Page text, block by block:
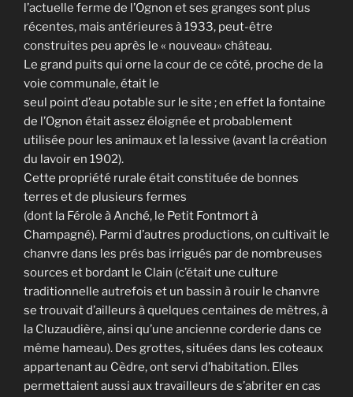
l’actuelle ferme de l’Ognon et ses granges sont plus
récentes, mais antérieures à 1933, peut-être
construites peu après le « nouveau» château.
Le grand puits qui orne la cour de ce côté, proche de la
voie communale, était le
seul point d’eau potable sur le site ; en effet la fontaine
de l’Ognon était assez éloignée et probablement
utilisée pour les animaux et la lessive (avant la création
du lavoir en 1902).
Cette propriété rurale était constituée de bonnes
terres et de plusieurs fermes
(dont la Férole à Anché, le Petit Fontmort à
Champagné). Parmi d’autres productions, on cultivait le
chanvre dans les prés bas irrigués par de nombreuses
sources et bordant le Clain (c’était une culture
traditionnelle autrefois et un bassin à rouir le chanvre
se trouvait d’ailleurs à quelques centaines de mètres, à
la Cluzaudière, ainsi qu’une ancienne corderie dans ce
même hameau). Des grottes, situées dans les coteaux
appartenant au Cèdre, ont servi d’habitation. Elles
permettaient aussi aux travailleurs de s’abriter en cas